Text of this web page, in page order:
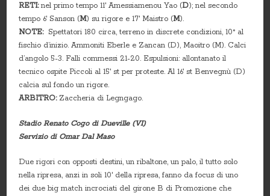
RETI:nel primo tempo 11′ Amessiamenou Yao (D); nel secondo
tempo 6′ Sanson (M) su rigore e 17′ Maistro (M).
NOTE: Spettatori 180 circa, terreno in discrete condizioni, 10° al
fischio d’inizio. Ammoniti Eberle e Zancan (D), Maoitro (M). Calci
d’angolo 5-3. Falli commessi 21-20. Espulsioni: allontanato il
tecnico ospite Piccoli al 15′ st per proteste. Al 16′ st Benvegnù (D)
calcia sul fondo un rigore.
ARBITRO:Zaccheria di Legngago.
Stadio Renato Cogo di Dueville (VI)
Servizio di Omar Dal Maso
Due rigori con opposti destini, un ribaltone, un palo, il tutto solo
nella ripresa, anzi in soli 10′ della ripresa, fanno da focus di uno
dei due big match incrociati del girone B di Promozione che